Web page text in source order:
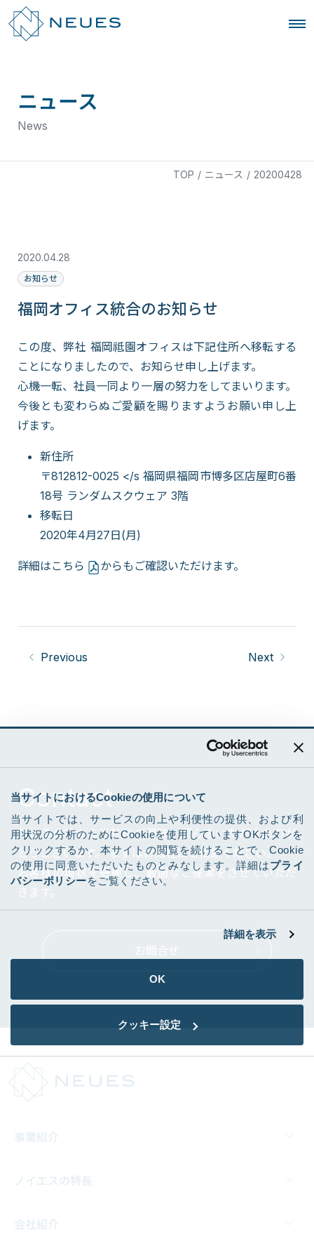
当サイトにおけるCookieの使用について
当サイトでは、サービスの向上や利便性の提供、および利
用状況の分析のためにCookieを使用していますOKボタンを
クリックするか、本サイトの閲覧を続けることで、Cookie
の使用に同意いただいたものとみなします。詳細はプライ
バシーポリシーをご覧ください。
詳細を表示
OK
クッキー設定
ニュース
News
TOP / ニュース / 20200428
2020.04.28
お知らせ
福岡オフィス統合のお知らせ
この度、弊社 福岡祗園オフィスは下記住所へ移転する
ことになりましたので、お知らせ申し上げます。
心機一転、社員一同より一層の努力をしてまいります。
今後とも変わらぬご愛顧を賜りますようお願い申し上
げます。
新住所
〒812812-0025 </s 福岡県福岡市博多区店屋町6番
18号 ランダムスクウェア 3階
移転日
2020年4月27日(月)
詳細は こちら からもご確認いただけます。
Previous Next
Contact
数ある会社から当社にご興味・関心をいただきありが
とうございます。まずはお気軽にご相談ください。
お客様の現状を把握し、最適なご提案をさせていただ
事業紹介
ノイエスの特長
会社紹介